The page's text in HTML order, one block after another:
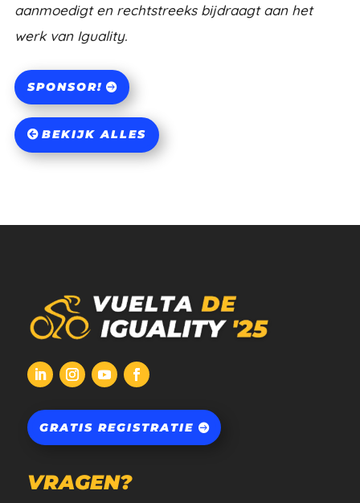
aanmoedigt en rechtstreeks bijdraagt aan het
werk van Iguality.
SPONSOR!
BEKIJK ALLES
GRATIS REGISTRATIE
VRAGEN?